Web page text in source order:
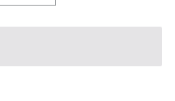
命を2倍に上げる注射剤を